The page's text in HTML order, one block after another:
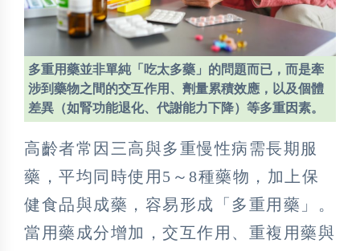
多重用藥並非單純「吃太多藥」的問題而已，而是牽
涉到藥物之間的交互作用、劑量累積效應，以及個體
差異（如腎功能退化、代謝能力下降）等多重因素。
高齡者常因三高與多重慢性病需長期服
藥，平均同時使用5～8種藥物，加上保
健食品與成藥，容易形成「多重用藥」。
當用藥成分增加，交互作用、重複用藥與